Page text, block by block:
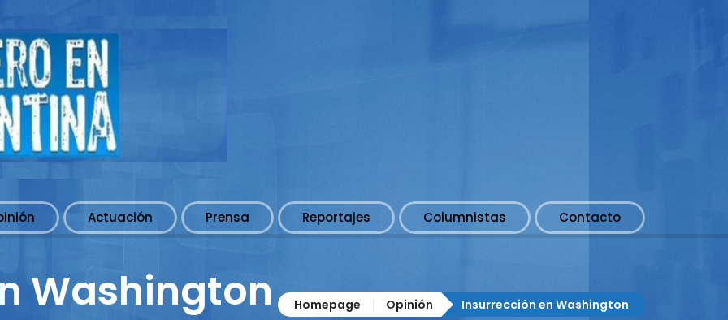
Actuación Prensa Reportajes Columnistas Contacto
Washington Homepage Opinión Insurrección en Washington